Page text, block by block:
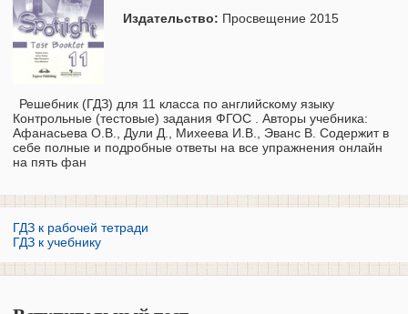
Издательство: Просвещение 2015
Решебник (ГДЗ) для 11 класса по английскому языку
Контрольные (тестовые) задания ФГОС . Авторы учебника:
Афанасьева О.В., Дули Д., Михеева И.В., Эванс В. Содержит в
себе полные и подробные ответы на все упражнения онлайн
на пять фан
ГДЗ к рабочей тетради
ГДЗ к учебнику